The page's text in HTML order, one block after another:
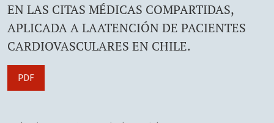
EN LAS CITAS MÉDICAS COMPARTIDAS,
APLICADA A LAATENCIÓN DE PACIENTES
CARDIOVASCULARES EN CHILE.
PDF